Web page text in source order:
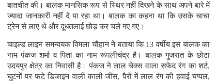
बातचीत की। बालक मानसिक रूप से स्थिर नहीं दिखने के साथ अपने बारे में
ज्यादा जानकारी नहीं दे पा रहा था। बालक का कहना था कि उसके चाचा
ट्रेन से लाए थे और दूधतलाई छोड़ कर चले गए गए।
चाइल्ड लाइन समन्वयक विमला चौहान ने बताया कि 13 वर्षीय इस बालक का
नाम पंकज शर्मा व पिता का नाम रूपलीचंद्र है। बालक गुजरात के छोटा
उदयपुर क्षेत्र का निवासी है। पंकज ने लाल चेक्स वाला सफेद रंग का शर्ट,
घुटनों पर फटे डिजाइन वाली काली जींस, पैरों में लाल रंग की हवाई चप्पल,